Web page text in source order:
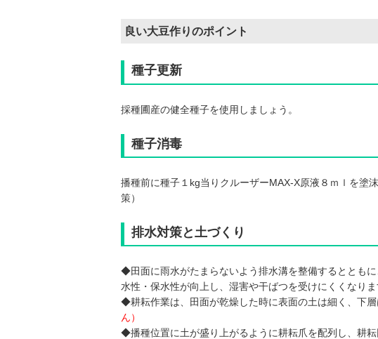
良い大豆作りのポイント
種子更新
採種圃産の健全種子を使用しましょう。
種子消毒
播種前に種子１kg当りクルーザーMAX-X原液８ｍｌを塗
策）
排水対策と土づくり
◆田面に雨水がたまらないよう排水溝を整備するととも
水性・保水性が向上し、湿害や干ばつを受けにくくなりま
◆耕耘作業は、田面が乾燥した時に表面の土は細く、下層
ん）
◆播種位置に土が盛り上がるように耕耘爪を配列し、耕